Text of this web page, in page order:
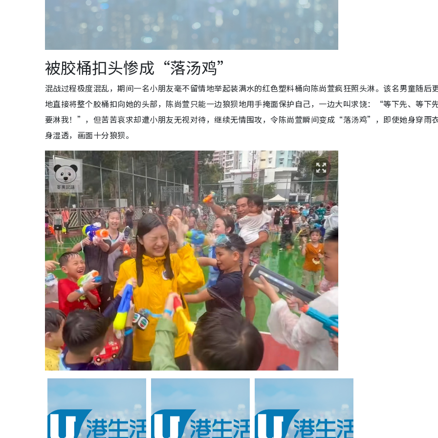
被胶桶扣头惨成“落汤鸡”
混战过程极度混乱，期间一名小朋友毫不留情地举起装满水的红色塑料桶向陈尚萱疯狂照头淋。该名男童随后
地直接将整个胶桶扣向她的头部，陈尚萱只能一边狼狈地用手掩面保护自己，一边大叫求饶：“等下先、等下
要淋我！”，但苦苦哀求却遭小朋友无视对待，继续无情围攻，令陈尚萱瞬间变成“落汤鸡”，即使她身穿雨
身湿透，画面十分狼狈。